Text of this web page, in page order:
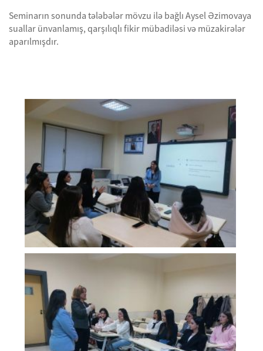
Seminarın sonunda tələbələr mövzu ilə bağlı Aysel Əzimovaya
suallar ünvanlamış, qarşılıqlı fikir mübadiləsi və müzakirələr
aparılmışdır.